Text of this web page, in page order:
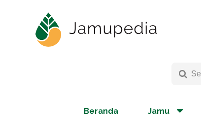
Beranda Jamu